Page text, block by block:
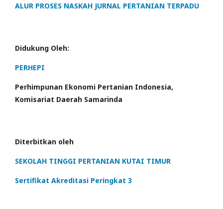
ALUR PROSES NASKAH JURNAL PERTANIAN TERPADU
Didukung Oleh:
PERHEPI
Perhimpunan Ekonomi Pertanian Indonesia,
Komisariat Daerah Samarinda
Diterbitkan oleh
SEKOLAH TINGGI PERTANIAN KUTAI TIMUR
Sertifikat Akreditasi Peringkat 3